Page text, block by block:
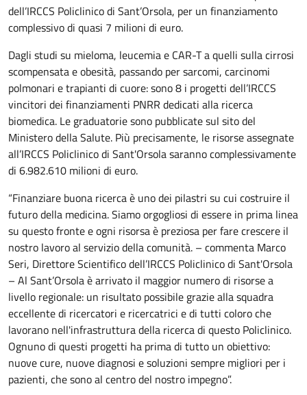
dell’IRCCS Policlinico di Sant’Orsola, per un finanziamento
complessivo di quasi 7 milioni di euro.
Dagli studi su mieloma, leucemia e CAR-T a quelli sulla cirrosi
scompensata e obesità, passando per sarcomi, carcinomi
polmonari e trapianti di cuore: sono 8 i progetti dell’IRCCS
vincitori dei finanziamenti PNRR dedicati alla ricerca
biomedica. Le graduatorie sono pubblicate sul sito del
Ministero della Salute. Più precisamente, le risorse assegnate
all’IRCCS Policlinico di Sant'Orsola saranno complessivamente
di 6.982.610 milioni di euro.
“Finanziare buona ricerca è uno dei pilastri su cui costruire il
futuro della medicina. Siamo orgogliosi di essere in prima linea
su questo fronte e ogni risorsa è preziosa per fare crescere il
nostro lavoro al servizio della comunità. – commenta Marco
Seri, Direttore Scientifico dell’IRCCS Policlinico di Sant'Orsola
– Al Sant’Orsola è arrivato il maggior numero di risorse a
livello regionale: un risultato possibile grazie alla squadra
eccellente di ricercatori e ricercatrici e di tutti coloro che
lavorano nell'infrastruttura della ricerca di questo Policlinico.
Ognuno di questi progetti ha prima di tutto un obiettivo:
nuove cure, nuove diagnosi e soluzioni sempre migliori per i
pazienti, che sono al centro del nostro impegno”.